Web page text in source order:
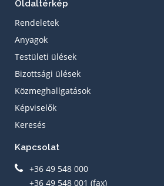
Oldaltérkép
Rendeletek
Anyagok
Testületi ülések
Bizottsági ülések
Közmeghallgatások
Képviselők
Keresés
Kapcsolat
+36 49 548 000
+36 49 548 001 (fax)